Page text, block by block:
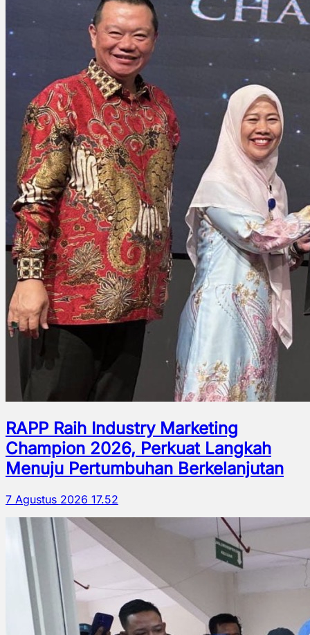
RAPP Raih Industry Marketing
Champion 2026, Perkuat Langkah
Menuju Pertumbuhan Berkelanjutan
7 Agustus 2026 17.52